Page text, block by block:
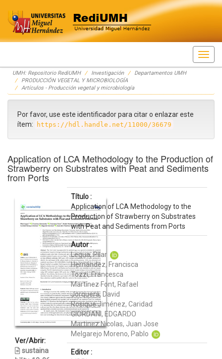
Skip
navigation
UMH: Repositorio RediUMH Investigación
Departamentos UMH
PRODUCCIÓN VEGETAL Y MICROBIOLOGÍA
Artículos - Producción vegetal y microbiología
Por favor, use este identificador para citar o enlazar este
ítem:
https://hdl.handle.net/11000/36679
Application of LCA Methodology to the Production of
Strawberry on Substrates with Peat and Sediments
from Ports
Ver/Abrir:
sustaina
Título :
Application of LCA Methodology to the
Production of Strawberry on Substrates
with Peat and Sediments from Ports
Autor :
Legua, Pilar
Hernández, Francisca
Tozzi, Francesca
Martínez Font, Rafael
Jorquera, David
Rosique Jiménez, Caridad
GIORDANI, EDGARDO
Martinez Nicolas, Juan Jose
Melgarejo Moreno, Pablo
Editor :